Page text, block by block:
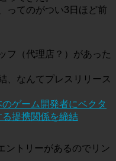
ってのがつい3日ほど前
フ（代理店？）があった
、なんてプレスリリース
ゲーム開発者にベクタ
提携関係を締結
ントリーがあるのでリン